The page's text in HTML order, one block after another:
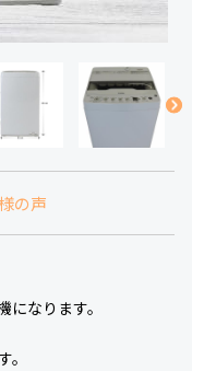
の声
なります。